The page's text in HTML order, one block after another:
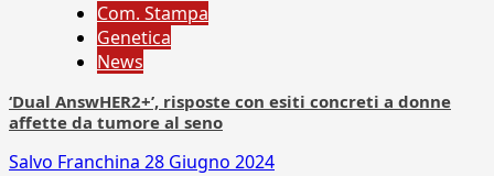
Com. Stampa
Genetica
News
‘Dual AnswHER2+’, risposte con esiti concreti a donne
affette da tumore al seno
Salvo Franchina 28 Giugno 2024